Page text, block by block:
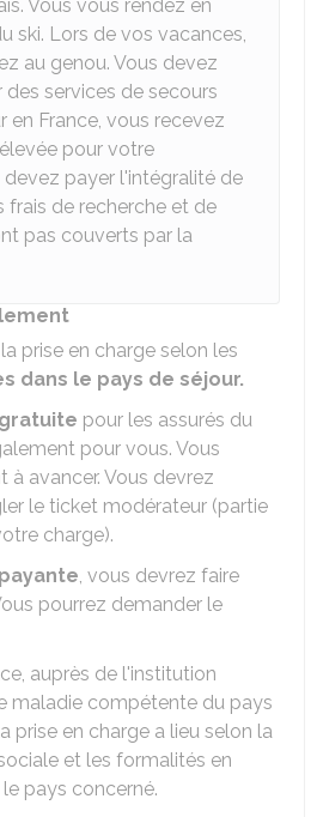
Vous vous rendez en
ski. Lors de vos vacances,
au genou. Vous devez
des services de secours
en France, vous recevez
pour votre
devez payer l'intégralité de
frais de recherche et de
pas couverts par la
prise en charge selon les
dans le pays de séjour.
gratuite pour les assurés du
pour vous. Vous
à avancer. Vous devrez
le ticket modérateur (partie
charge).
payante, vous devrez faire
pourrez demander le
auprès de l'institution
maladie compétente du pays
prise en charge a lieu selon la
et les formalités en
pays concerné.